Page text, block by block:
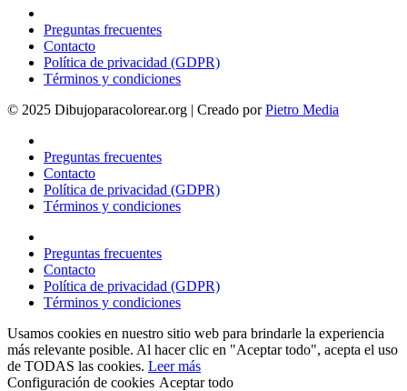
Preguntas frecuentes
Contacto
Política de privacidad (GDPR)
Términos y condiciones
© 2025 Dibujoparacolorear.org | Creado porPietro Media
Preguntas frecuentes
Contacto
Política de privacidad (GDPR)
Términos y condiciones
Preguntas frecuentes
Contacto
Política de privacidad (GDPR)
Términos y condiciones
Usamos cookies en nuestro sitio web para brindarle la experiencia
más relevante posible. Al hacer clic en "Aceptar todo", acepta el uso
de TODAS las cookies. Leer más
Configuración de cookies Aceptar todo